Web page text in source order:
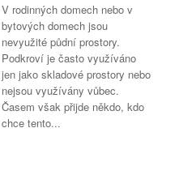
V rodinných domech nebo v
bytových domech jsou
nevyužité půdní prostory.
Podkroví je často využíváno
jen jako skladové prostory nebo
nejsou využívány vůbec.
Časem však přijde někdo, kdo
chce tento...